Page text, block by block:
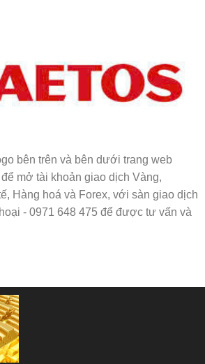
bên trên và bên dưới trang web
mở tài khoản giao dịch Vàng,
Hàng hoá và Forex, với sàn giao dịch
- 0971 648 475 để được tư vấn và